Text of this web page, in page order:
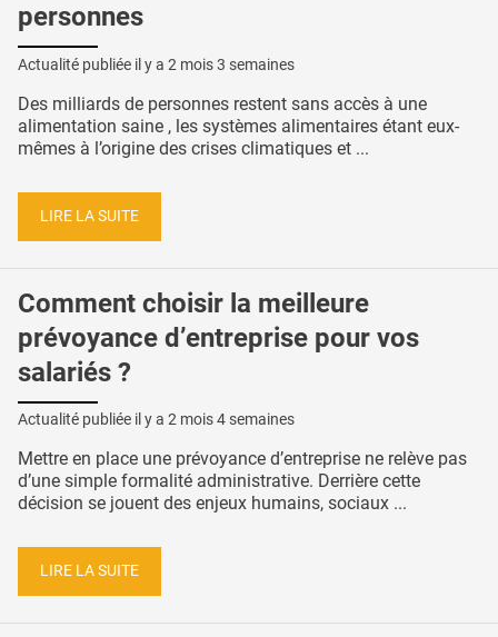
personnes
Actualité publiée il y a 2 mois 3 semaines
Des milliards de personnes restent sans accès à une
alimentation saine , les systèmes alimentaires étant eux-
mêmes à l’origine des crises climatiques et ...
LIRE LA SUITE
Comment choisir la meilleure
prévoyance d’entreprise pour vos
salariés ?
Actualité publiée il y a 2 mois 4 semaines
Mettre en place une prévoyance d’entreprise ne relève pas
d’une simple formalité administrative. Derrière cette
décision se jouent des enjeux humains, sociaux ...
LIRE LA SUITE